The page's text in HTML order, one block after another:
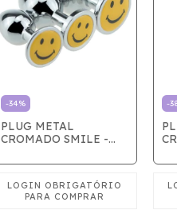
-34%
PLUG METAL
CROMADO SMILE -
-